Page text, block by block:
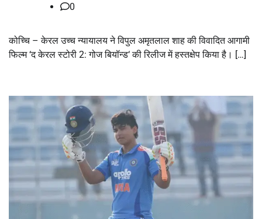
0
कोच्चि – केरल उच्च न्यायालय ने विपुल अमृतलाल शाह की विवादित आगामी
फिल्म ‘द केरल स्टोरी 2: गोज बियॉन्ड‘ की रिलीज में हस्तक्षेप किया है। […]